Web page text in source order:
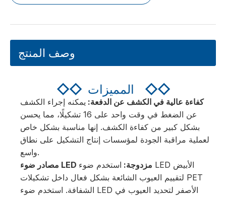
وصف المنتج
◇◇ ◇◇
كفاءة عالية في الكشف عن الدفعة: يمكنه إجراء الكشف
عن الضغط في وقت واحد على 16 تشكيلًا، مما يحسن
بشكل كبير من كفاءة الكشف. إنها مناسبة بشكل خاص
لعملية مراقبة الجودة لمؤسسات إنتاج التشكيل على نطاق
واسع.
مصادر ضوء LED مزدوجة: استخدم ضوء LED الأبيض
لتقييم العيوب الشائعة بشكل فعال داخل تشكيلات PET
الشفافة. استخدم ضوء LED الأصفر لتحديد العيوب في